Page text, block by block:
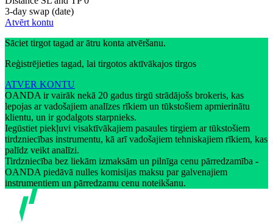
3-day swap (date)
Atvērt kontu
Sāciet tirgot tagad ar ātru konta atvēršanu.
Reģistrējieties tagad, lai tirgotos aktīvākajos tirgos
ATVER KONTU
OANDA ir vairāk nekā 20 gadus tirgū strādājošs brokeris, kas
lepojas ar vadošajiem analīzes rīkiem un tūkstošiem apmierinātu
klientu, un ir godalgots starpnieks.
Iegūstiet piekļuvi visaktīvākajiem pasaules tirgiem ar tūkstošiem
tirdzniecības instrumentu, kā arī vadošajiem tehniskajiem rīkiem, kas
palīdz veikt analīzi.
Tirdzniecība bez liekām izmaksām un pilnīga cenu pārredzamība -
OANDA piedāvā nulles komisijas maksu par galvenajiem
instrumentiem un pārredzamu cenu noteikšanu.